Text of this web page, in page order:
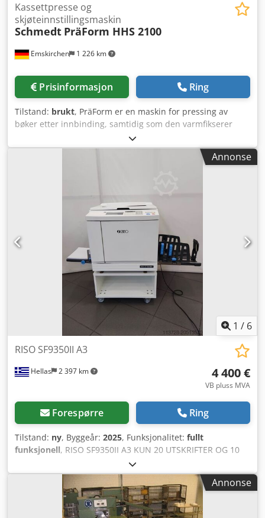
Emskirchen 1 226 km
Kassettpresse og
skjøteinnstillingsmaskin
Schmedt PräForm HHS 2100
Prisinformasjon Ring
Tilstand: brukt, PräForm er en maskin for pressing av
bøker etter innbinding, samtidig som den varmfikserer
boke ryggen (falsen). Egnet både for enkeltbøker og serier.
Csdpjxgi Hqjfx Ai Asha Pålimingspresse og
falsinnbrenningsmaskin Schmedt PräForm HHS 2100 •
Output: ca. 150 stk/t • Trykklufttilkobling / Air supply: 6 bar
• Strømtilkobling / Power supply: 230V / 50Hz / 2,0 kW
Online videoinspeksjon via WhatsApp – MS Zoom –
Telegram På lager i Emskirchen/Nürnberg – Umiddelbart
tilgjengelig – Kan testes på stedet.
Annonse
1 / 6
Hellas 2 397 km
RISO SF9350II A3
4 400 €
VB pluss MVA
Forespørre Ring
Tilstand: ny, Byggeår: 2025, Funksjonalitet: fullt
funksjonell, RISO SF9350II A3 KUN 20 UTSKRIFTER OG 10
MASTER USB + NETTVERKSTILKOBLING NY I ORIGINAL
ESKENSIN SVART TROMME INKLUDERT LEVERES MED SKAP
+ 1 EKSTRA MASTER-RULL + 1 EKSTRA BLEKKPATRON. 2
EKSTRA NYE TROMMER ER OGSÅ TILGJENGELIGE FOR €760
STK, UTEN BLEKK. Chodpfxsxwc Dwo Ai Asa
Annonse